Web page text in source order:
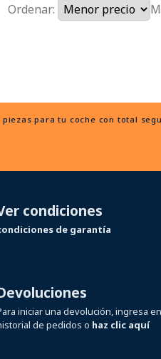
Ordenar:
para tu coche con total
condiciones
de garantía
iniciar una devolución, ingresa
de pedidos o haz clic aquí